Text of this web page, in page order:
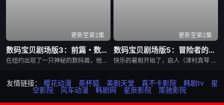
更新至第2集
数码宝贝剧场版3：前篇・数码兽飓风登陆！！后篇・超绝进化！
在纽约出现了一只神秘的数码兽，他利用自己特殊的力量将太一、阿和、阿空、光子郎、美美、阿丈带到了一个陌生的世界。同时，在纽约的八神光和高石武发现了这只数码兽，并且看到一个美国小孩与数码兽对话之后逃走的情况。巴达兽悄悄地尾随其后，得知这个小孩要去一个叫“花场”的地方寻找“夏天的回忆”。大家赶至那里。 收到小光的电子邮件的大辅他们马上坐飞机来到了美国......
更新至第2集
数码宝贝剧场版5：冒险者的战斗
快乐的暑假开始了，启人（津村真琴 配音）为了扫墓来到了风光秀丽的冲绳，在海边，他和阿海（佐伯鹏 配音）一起救下了一位名为美波（三石琴乃 配音）的少女，后者遭到了数码兽的攻击，这些数码兽的目标，似乎是美波所携带的一台笔记本电脑，在电脑里究竟隐藏了怎样的秘密？让启人感到意外的是，美波的遇险催生了数码宝贝石狮兽（津久井教生 配音）的诞生，它的使命为何？ 启人发现，在风靡全球的电子宠物V-Pet背后，隐藏着一个惊人的秘密，贪婪邪恶的曼法斯兽企图通过虚拟的数码兽摧毁人类世界，实现它建立数码世界的野心。面对强大的对手，启人和朋友们该何去何从？
友情链接： 樱花动漫 茶杯狐 美剧天堂 真不卡影院 韩剧tv
星
空影院
风车动漫 韩剧网 星辰影院 策驰影院